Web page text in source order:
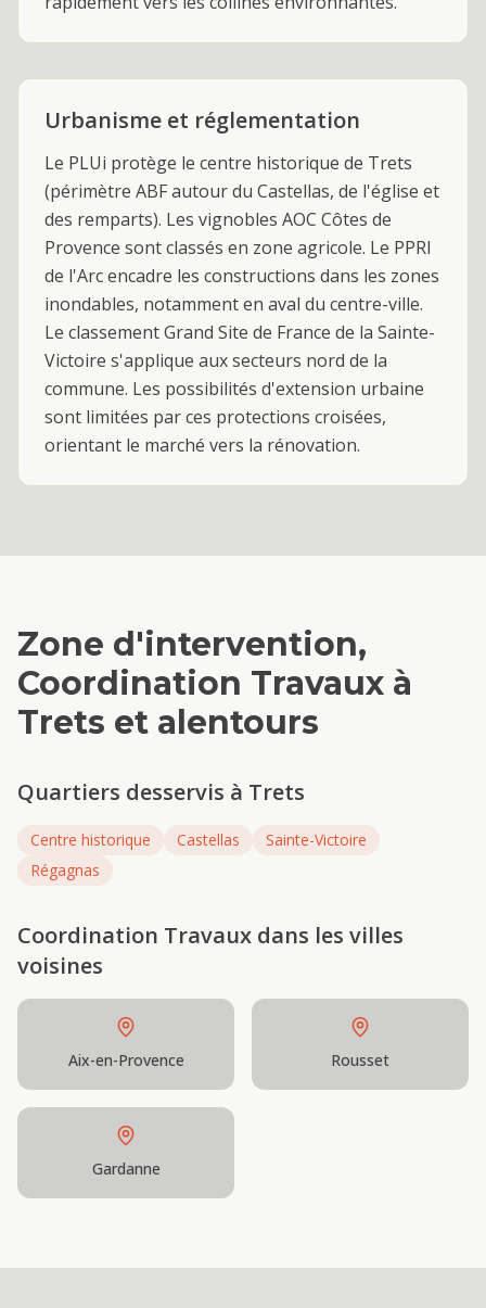
Urbanisme et réglementation
Le PLUi protège le centre historique de Trets
(périmètre ABF autour du Castellas, de l'église et
des remparts). Les vignobles AOC Côtes de
Provence sont classés en zone agricole. Le PPRI
de l'Arc encadre les constructions dans les zones
inondables, notamment en aval du centre-ville.
Le classement Grand Site de France de la Sainte-
Victoire s'applique aux secteurs nord de la
commune. Les possibilités d'extension urbaine
sont limitées par ces protections croisées,
orientant le marché vers la rénovation.
Zone d'intervention,
Coordination Travaux à
Trets et alentours
Quartiers desservis à Trets
Centre historique Castellas
Sainte-Victoire
Régagnas
Coordination Travaux dans les villes
voisines
Aix-en-Provence Rousset
Gardanne